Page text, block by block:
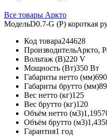
Все товары Аркто
МодельD0.7-G (P) короткая
Код товара244628
ПроизводительАркто,
Вольтаж (В)220 V
Мощность (Вт)350 Вт
Габариты нетто (мм)
Габариты брутто (мм)
Вес нетто (кг)125
Вес брутто (кг)120
Объём нетто (м3)
Объём брутто (м3)
Гарантия1 год